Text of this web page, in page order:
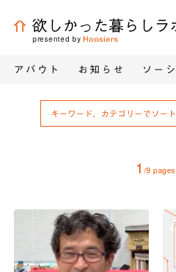
欲しかった暮らしラ
presented by
アバウト お知らせ ソー
キーワード、カテゴリーでソート
1 /9 pages